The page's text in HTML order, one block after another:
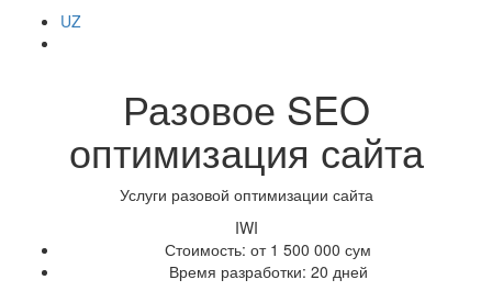
UZ
Разовое SEO
оптимизация сайта
Услуги разовой оптимизации сайта
IWI
Стоимость: от 1 500 000 сум
Время разработки: 20 дней